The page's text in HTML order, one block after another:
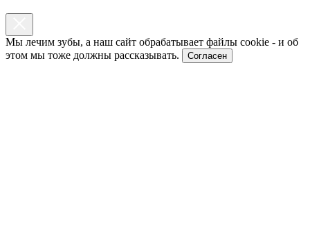
Мы лечим зубы, а наш сайт обрабатывает файлы cookie - и об
этом мы тоже должны рассказывать.
Согласен